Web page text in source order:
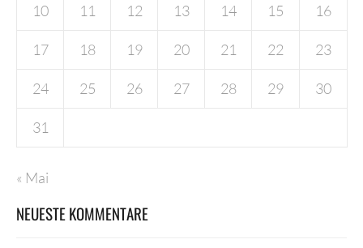
10 11 12 13 14 15 16
17 18 19 20 21 22 23
24 25 26 27 28 29 30
31
« Mai
NEUESTE KOMMENTARE